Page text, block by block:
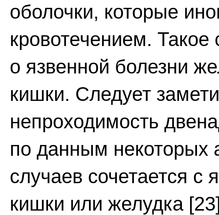
оболочки, которые
кровотечением. Такое
о язвенной болезни
кишки. Следует
непроходимость
по данным некоторых
случаев сочетается с
кишки или желудка